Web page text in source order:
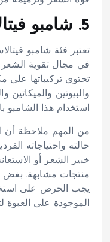
5. شامبو فيتالاس:
تعتبر فئة شامبو
في مجال تقوية الشعر
تحتوي تركيباتها على
والبيوتين والميكاتين
استخدام هذا الشامبو
من المهم ملاحظة أن
حالته واحتياجاته
خبير الشعر أو
منتجات مشابهة. بغض
يجب الحرص على
الموجودة على